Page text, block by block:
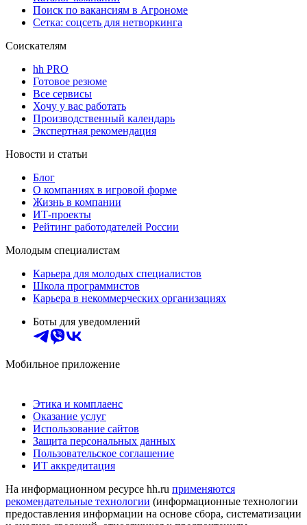
Поиск по вакансиям в Агрономе
Сетка: соцсеть для нетворкинга
Соискателям
hh PRO
Готовое резюме
Все сервисы
Хочу у вас работать
Производственный календарь
Экспертная рекомендация
Новости и статьи
Блог
О компаниях в игровой форме
Жизнь в компании
ИТ-проекты
Рейтинг работодателей России
Молодым специалистам
Карьера для молодых специалистов
Школа программистов
Карьера в некоммерческих организациях
Боты для уведомлений
Мобильное приложение
Этика и комплаенс
Оказание услуг
Использование сайтов
Защита персональных данных
Пользовательское соглашение
ИТ аккредитация
На информационном ресурсе hh.ru применяются
рекомендательные технологии (информационные технологии
предоставления информации на основе сбора, систематизации